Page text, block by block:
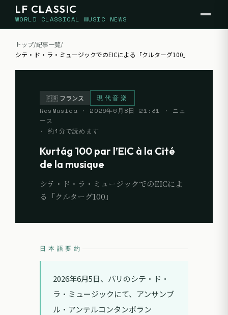
LF CLASSIC
WORLD CLASSICAL MUSIC NEWS
トップ/記事一覧/
シテ・ド・ラ・ミュージックでのEICによる「クルターグ100」
🇫🇷 フランス
現代音楽
ResMusica
· 2026年6月8日 21:31 · ニュ
ース
· 約1分で読めます
Kurtág 100 par l’EIC à la Cité
de la musique
シテ・ド・ラ・ミュージックでのEICによ
る「クルターグ100」
日本語要約
2026年6月5日、パリのシテ・ド・
ラ・ミュージックにて、アンサンブ
ル・アンテルコンタンポラン